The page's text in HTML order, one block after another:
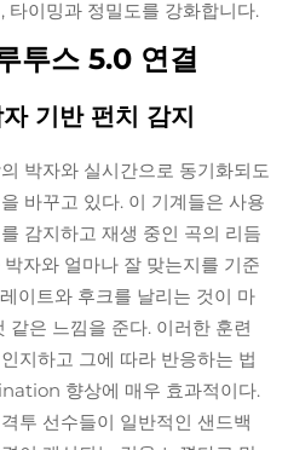
타이밍과 정밀도를 강화합니다.
투스 5.0 연결
기반 펀치 감지
박자와 실시간으로 동기화되도
바꾸고 있다. 이 기계들은 사용
감지하고 재생 중인 곡의 리듬
자와 얼마나 잘 맞는지를 기준
이트와 후크를 날리는 것이 마
같은 느낌을 준다. 이러한 훈련
지하고 그에 따라 반응하는 법
향상에 매우 효과적이다.
투 선수들이 일반적인 샌드백